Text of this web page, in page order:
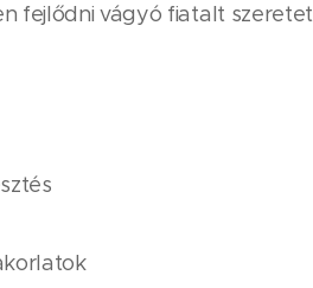
fejlődni vágyó fiatalt